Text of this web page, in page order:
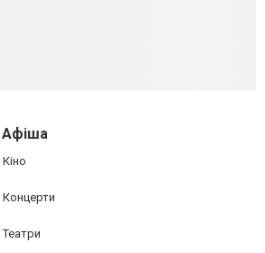
Афіша
Кіно
Концерти
Театри